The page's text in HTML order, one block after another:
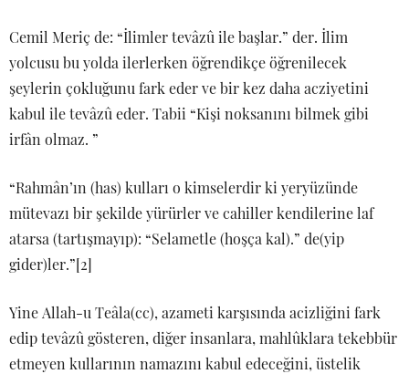
Cemil Meriç de: “İlimler tevâzû ile başlar.” der. İlim
yolcusu bu yolda ilerlerken öğrendikçe öğrenilecek
şeylerin çokluğunu fark eder ve bir kez daha acziyetini
kabul ile tevâzû eder. Tabii “Kişi noksanını bilmek gibi
irfân olmaz. ”
“Rahmân’ın (has) kulları o kimselerdir ki yeryüzünde
mütevazı bir şekilde yürürler ve cahiller kendilerine laf
atarsa (tartışmayıp): “Selametle (hoşça kal).” de(yip
gider)ler.”[2]
Yine Allah-u Teâla(cc), azameti karşısında acizliğini fark
edip tevâzû gösteren, diğer insanlara, mahlûklara tekebbür
etmeyen kullarının namazını kabul edeceğini, üstelik